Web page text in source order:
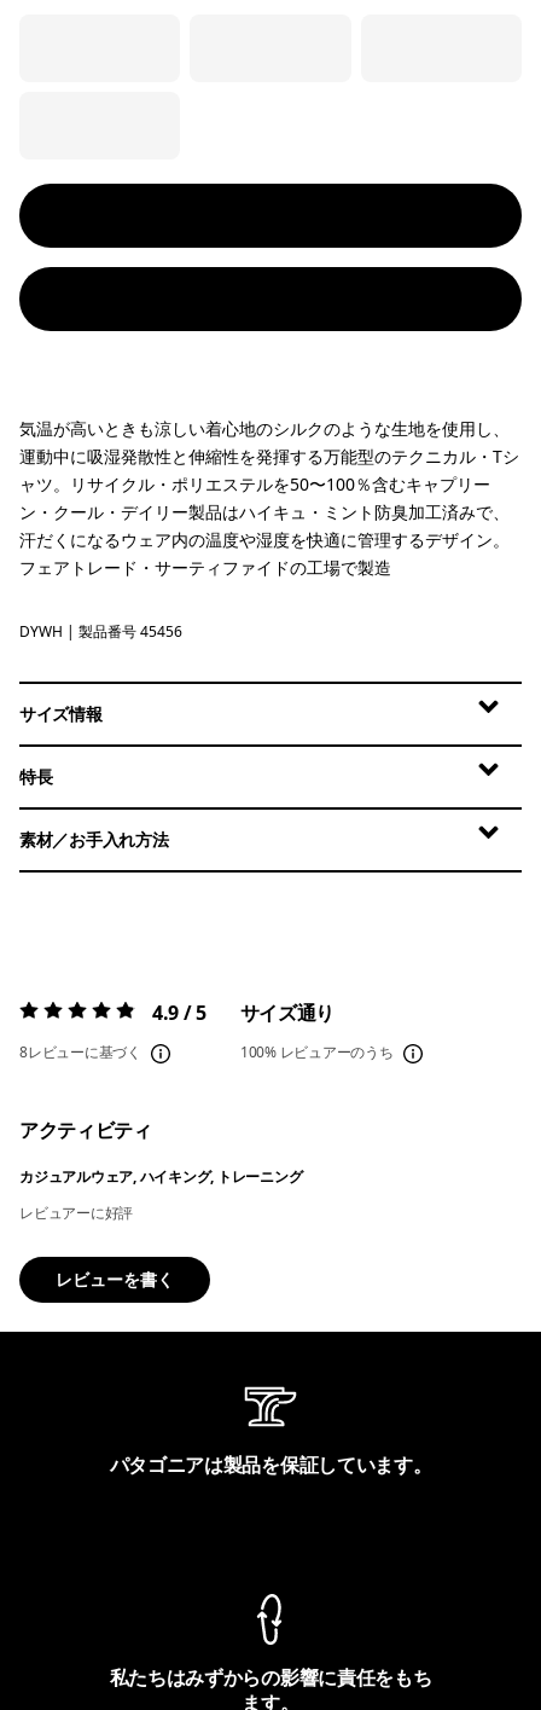
気温が高いときも涼しい着心地のシルクのような生地を使用し、
運動中に吸湿発散性と伸縮性を発揮する万能型のテクニカル・Tシ
ャツ。リサイクル・ポリエステルを50〜100％含むキャプリー
ン・クール・デイリー製品はハイキュ・ミント防臭加工済みで、
汗だくになるウェア内の温度や湿度を快適に管理するデザイン。
フェアトレード・サーティファイドの工場で製造
Dyno White
DYWH | 製品番号 45456
サイズ情報
特長
素材／お手入れ方法
評価:4.9 / 5 4.9 / 5
8レビューに基づく
サイズ通り
100% レビュアーのうち
アクティビティ
カジュアルウェア, ハイキング, トレーニング
レビュアーに好評
レビューを書く
パタゴニアは製品を保証しています。
私たちはみずからの影響に責任をもち
ます。